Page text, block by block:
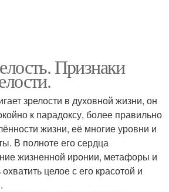
Признаки
зрелости в духовной жизни, он
к парадоксу, более правильно
жизни, её многие уровни и
В полноте его сердца
жизненной иронии, метафоры и
целое с его красотой и